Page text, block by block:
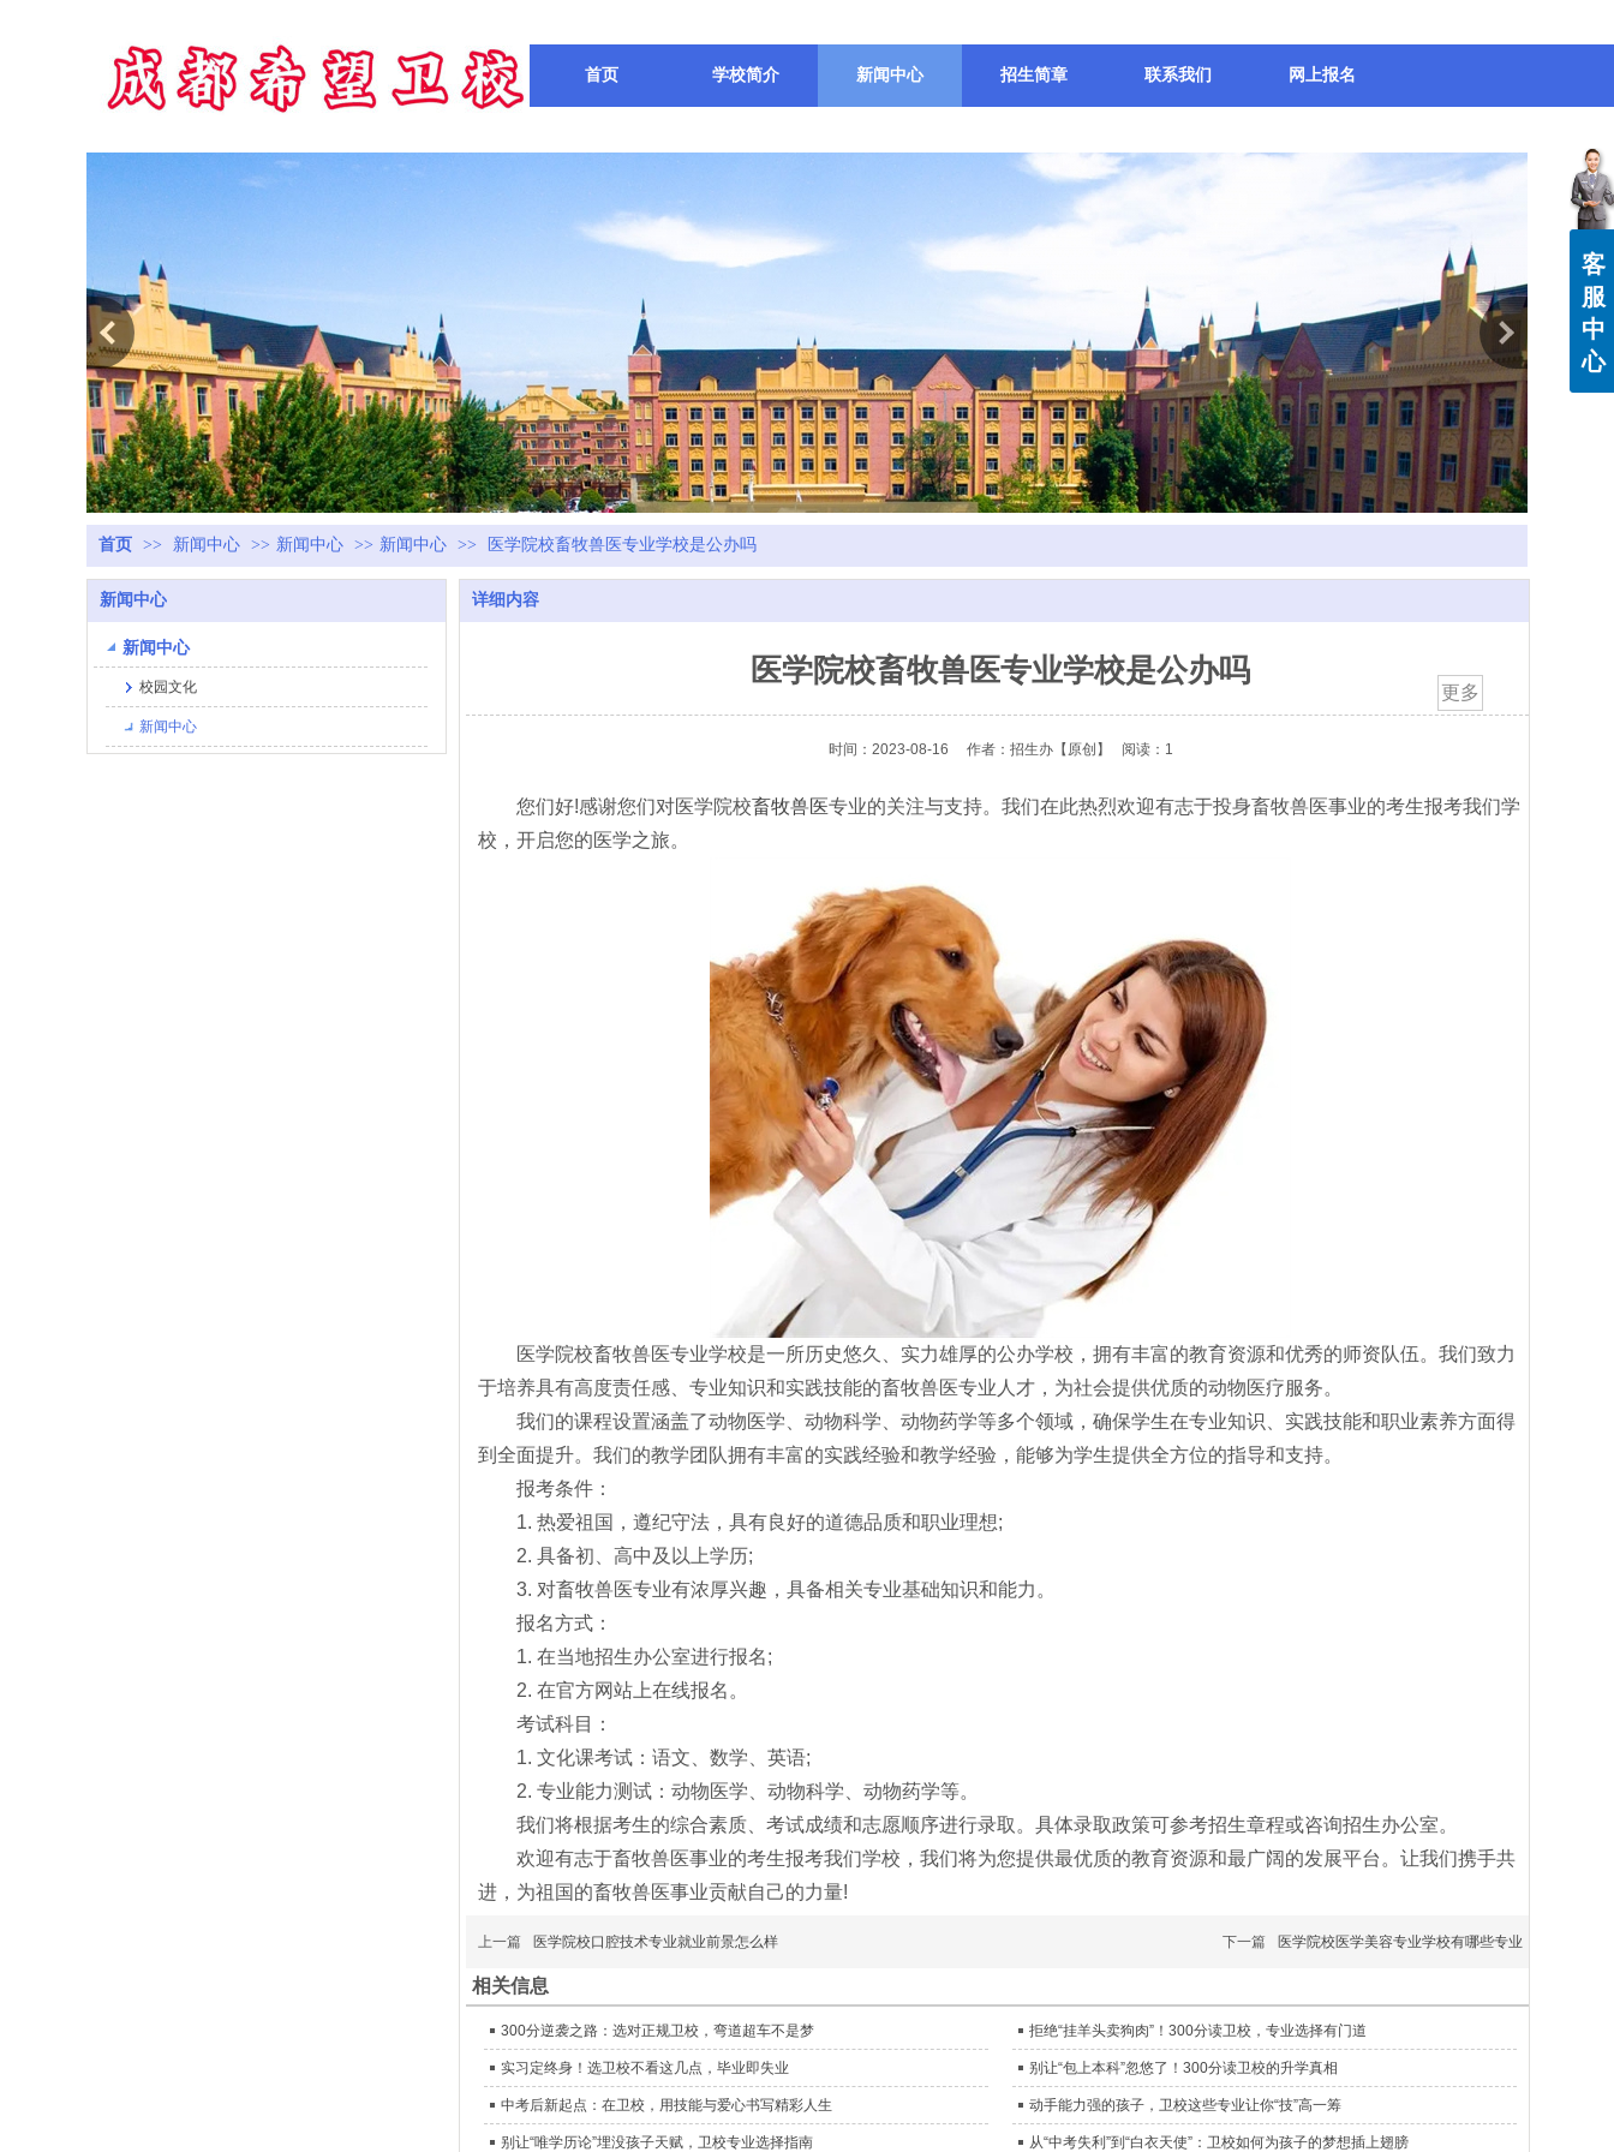
更多
首页 学校简介 新闻中心 招生简章 联系我们 网上报名
首页 >> 新闻中心 >> 新闻中心 >> 新闻中心 >> 医学院校畜牧兽医专业学校是公办吗
新闻中心
新闻中心
校园文化
新闻中心
详细内容
医学院校畜牧兽医专业学校是公办吗
时间：2023-08-16 作者：招生办【原创】 阅读：1
您们好!感谢您们对医学院校畜牧兽医专业的关注与支持。我们在此热烈欢迎有志于投身畜牧兽医事业的考生报考我们学
校，开启您的医学之旅。
医学院校畜牧兽医专业学校是一所历史悠久、实力雄厚的公办学校，拥有丰富的教育资源和优秀的师资队伍。我们致力
于培养具有高度责任感、专业知识和实践技能的畜牧兽医专业人才，为社会提供优质的动物医疗服务。
我们的课程设置涵盖了动物医学、动物科学、动物药学等多个领域，确保学生在专业知识、实践技能和职业素养方面得
到全面提升。我们的教学团队拥有丰富的实践经验和教学经验，能够为学生提供全方位的指导和支持。
报考条件：
1. 热爱祖国，遵纪守法，具有良好的道德品质和职业理想;
2. 具备初、高中及以上学历;
3. 对畜牧兽医专业有浓厚兴趣，具备相关专业基础知识和能力。
报名方式：
1. 在当地招生办公室进行报名;
2. 在官方网站上在线报名。
考试科目：
1. 文化课考试：语文、数学、英语;
2. 专业能力测试：动物医学、动物科学、动物药学等。
我们将根据考生的综合素质、考试成绩和志愿顺序进行录取。具体录取政策可参考招生章程或咨询招生办公室。
欢迎有志于畜牧兽医事业的考生报考我们学校，我们将为您提供最优质的教育资源和最广阔的发展平台。让我们携手共
进，为祖国的畜牧兽医事业贡献自己的力量!
上一篇 医学院校口腔技术专业就业前景怎么样 下一篇 医学院校医学美容专业学校有哪些专业
相关信息
300分逆袭之路：选对正规卫校，弯道超车不是梦 拒绝“挂羊头卖狗肉”！300分读卫校，专业选择有门道
实习定终身！选卫校不看这几点，毕业即失业 别让“包上本科”忽悠了！300分读卫校的升学真相
中考后新起点：在卫校，用技能与爱心书写精彩人生 动手能力强的孩子，卫校这些专业让你“技”高一筹
别让“唯学历论”埋没孩子天赋，卫校专业选择指南 从“中考失利”到“白衣天使”：卫校如何为孩子的梦想插上翅膀
客
服
中
心